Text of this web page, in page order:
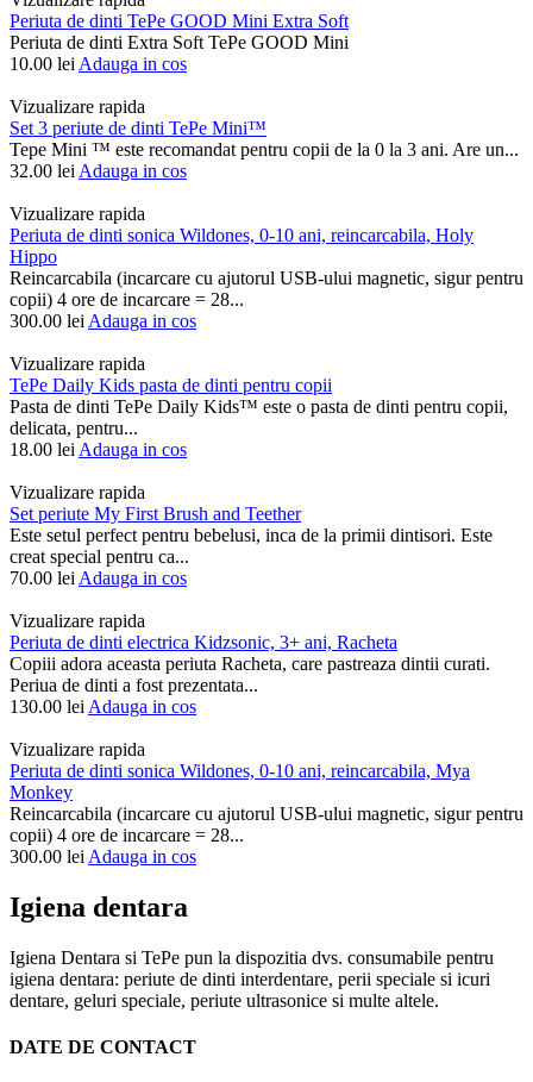
Periuta de dinti TePe GOOD Mini Extra Soft
Periuta de dinti Extra Soft TePe GOOD Mini
10.00 lei Adauga in cos
Vizualizare rapida
Set 3 periute de dinti TePe Mini™
Tepe Mini ™ este recomandat pentru copii de la 0 la 3 ani. Are un...
32.00 lei Adauga in cos
Vizualizare rapida
Periuta de dinti sonica Wildones, 0-10 ani, reincarcabila, Holy
Hippo
Reincarcabila (incarcare cu ajutorul USB-ului magnetic, sigur pentru
copii) 4 ore de incarcare = 28...
300.00 lei Adauga in cos
Vizualizare rapida
TePe Daily Kids pasta de dinti pentru copii
Pasta de dinti TePe Daily Kids™ este o pasta de dinti pentru copii,
delicata, pentru...
18.00 lei Adauga in cos
Vizualizare rapida
Set periute My First Brush and Teether
Este setul perfect pentru bebelusi, inca de la primii dintisori. Este
creat special pentru ca...
70.00 lei Adauga in cos
Vizualizare rapida
Periuta de dinti electrica Kidzsonic, 3+ ani, Racheta
Copiii adora aceasta periuta Racheta, care pastreaza dintii curati.
Periua de dinti a fost prezentata...
130.00 lei Adauga in cos
Vizualizare rapida
Periuta de dinti sonica Wildones, 0-10 ani, reincarcabila, Mya
Monkey
Reincarcabila (incarcare cu ajutorul USB-ului magnetic, sigur pentru
copii) 4 ore de incarcare = 28...
300.00 lei Adauga in cos
Igiena dentara
Igiena Dentara si TePe pun la dispozitia dvs. consumabile pentru
igiena dentara: periute de dinti interdentare, perii speciale si icuri
dentare, geluri speciale, periute ultrasonice si multe altele.
DATE DE CONTACT